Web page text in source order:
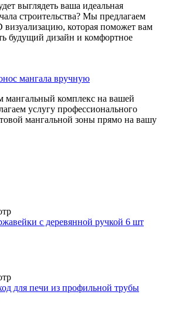
выглядеть ваша идеальная
строительства? Мы предлагаем
которая поможет вам
будущий дизайн и комфортное
мангала вручную
мангальный комплекс на вашей
услугу профессионального
мангальной зоны прямо на вашу
с деревянной ручкой 6 шт
для печи из профильной трубы